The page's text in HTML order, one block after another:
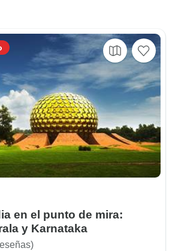
en el punto de mira:
y Karnataka